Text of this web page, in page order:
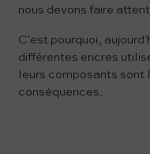
nous devons faire
C'est pourquoi,
différentes encres
leurs composants
conséquences.